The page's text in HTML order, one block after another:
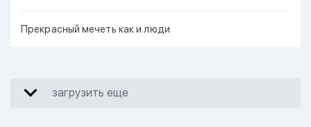
Прекрасный мечеть как и люди
загрузить еще